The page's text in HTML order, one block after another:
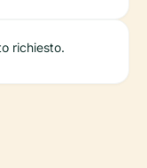
richiesto.